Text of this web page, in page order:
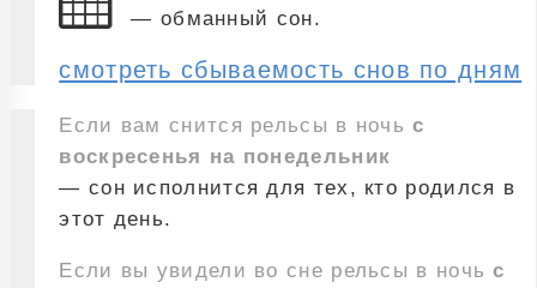
— обманный сон.
смотреть сбываемость снов по дням
Если вам снится рельсы в ночьс
воскресенья на понедельник
— сон исполнится для тех, кто родился в
этот день.
Если вы увидели во сне рельсы в ночьс